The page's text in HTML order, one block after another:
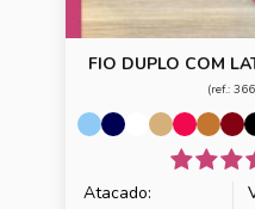
FIO DUPLO COM
FRENTE DE
(ref.:
Atacado: